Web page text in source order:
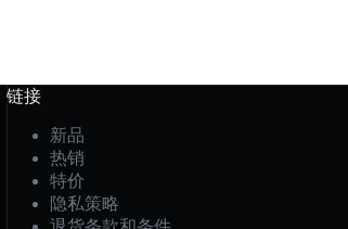
链接
新品
热销
特价
隐私策略